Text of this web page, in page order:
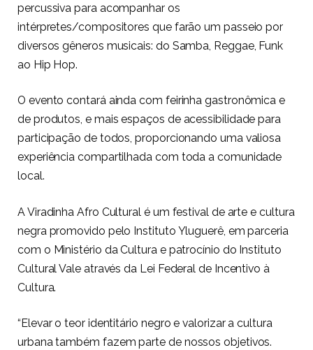
percussiva para acompanhar os
intérpretes/compositores que farão um passeio por
diversos gêneros musicais: do Samba, Reggae, Funk
ao Hip Hop.
O evento contará ainda com feirinha gastronômica e
de produtos, e mais espaços de acessibilidade para
participação de todos, proporcionando uma valiosa
experiência compartilhada com toda a comunidade
local.
A Viradinha Afro Cultural é um festival de arte e cultura
negra promovido pelo Instituto Yluguerê, em parceria
com o Ministério da Cultura e patrocínio do Instituto
Cultural Vale através da Lei Federal de Incentivo à
Cultura.
“Elevar o teor identitário negro e valorizar a cultura
urbana também fazem parte de nossos objetivos.